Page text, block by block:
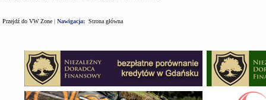
Przejdź do VW Zone | Nawigacja: Strona główna